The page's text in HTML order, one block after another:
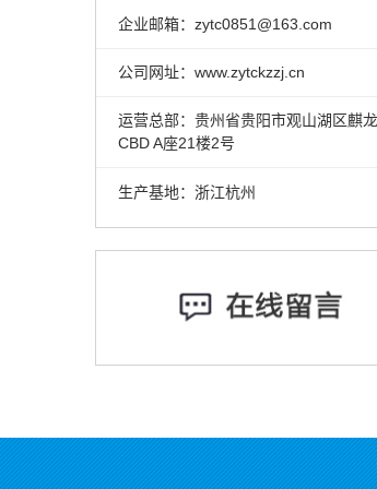
企业邮箱：zytc0851@163.com
公司网址：www.zytckzzj.cn
运营总部：贵州省贵阳市观山湖区麒龙
CBD A座21楼2号
生产基地：浙江杭州